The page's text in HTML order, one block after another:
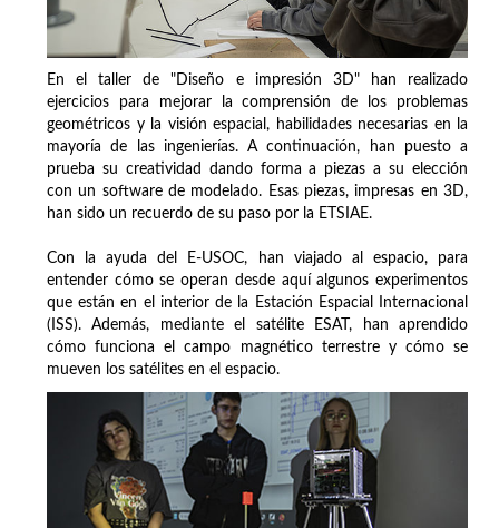
En el taller de "Diseño e impresión 3D" han realizado
ejercicios para mejorar la comprensión de los problemas
geométricos y la visión espacial, habilidades necesarias en la
mayoría de las ingenierías. A continuación, han puesto a
prueba su creatividad dando forma a piezas a su elección
con un software de modelado. Esas piezas, impresas en 3D,
han sido un recuerdo de su paso por la ETSIAE.
Con la ayuda del E-USOC, han viajado al espacio, para
entender cómo se operan desde aquí algunos experimentos
que están en el interior de la Estación Espacial Internacional
(ISS). Además, mediante el satélite ESAT, han aprendido
cómo funciona el campo magnético terrestre y cómo se
mueven los satélites en el espacio.